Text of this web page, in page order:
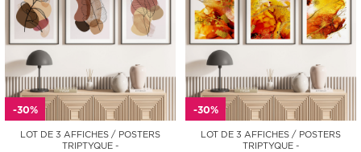
-30%
LOT DE 3 AFFICHES / POSTERS
TRIPTYQUE -
-30%
LOT DE 3 AFFICHES / POSTERS
TRIPTYQUE -